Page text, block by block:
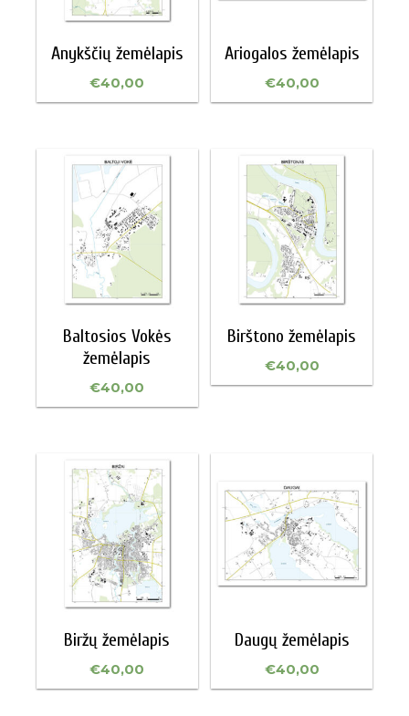
Anykščių žemėlapis
€40,00
Ariogalos žemėlapis
€40,00
Baltosios Vokės
žemėlapis
€40,00
Birštono žemėlapis
€40,00
Biržų žemėlapis
€40,00
Daugų žemėlapis
€40,00